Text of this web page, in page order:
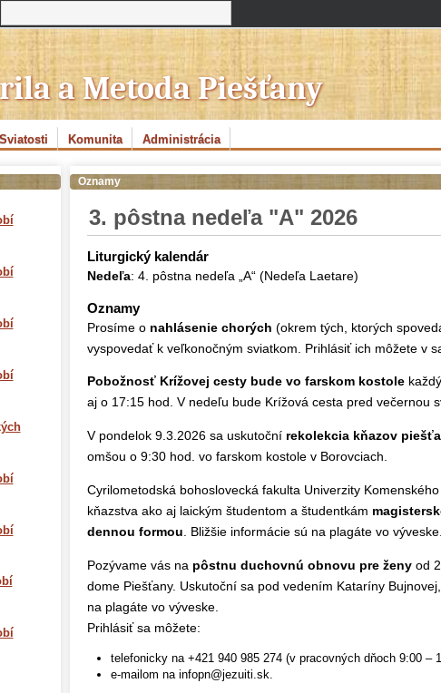
a Metoda Piešťany
Sviatosti Komunita Administrácia
Oznamy
3. pôstna nedeľa "A" 2026
Liturgický kalendár
Nedeľa: 4. pôstna nedeľa „A“ (Nedeľa Laetare)
Oznamy
Prosíme o nahlásenie chorých (okrem tých, ktorých
vyspovedať k veľkonočným sviatkom. Prihlásiť ich môžete v
Pobožnosť Krížovej cesty bude vo farskom kostole
aj o 17:15 hod. V nedeľu bude Krížová cesta pred večernou
V pondelok 9.3.2026 sa uskutoční rekolekcia kňazov
omšou o 9:30 hod. vo farskom kostole v Borovciach.
Cyrilometodská bohoslovecká fakulta Univerzity
kňazstva ako aj laickým študentom a študentkám
dennou formou . Bližšie informácie sú na plagáte vo výveske.
Pozývame vás na pôstnu duchovnú obnovu pre ženyod
dome Piešťany. Uskutoční sa pod vedením Kataríny
na plagáte vo výveske.
Prihlásiť sa môžete:
telefonicky na +421 940 985 274 (v pracovných dňoch 9:00 –
e-mailom na infopn@jezuiti.sk.